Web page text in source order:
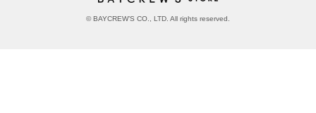
© BAYCREW’S CO., LTD. All rights reserved.